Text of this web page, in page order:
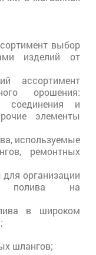
выбор
изделий от
ассортимент
орошения:
соединения и
элементы
используемые
ремонтных
организации
полива на
в широком
шлангов;